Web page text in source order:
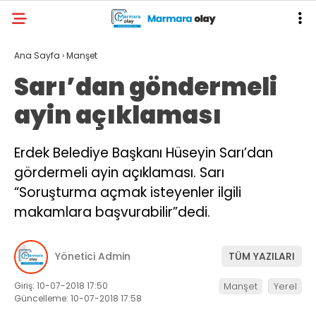
Ana Sayfa ›Manşet
Sarı’dan göndermeli
ayin açıklaması
Erdek Belediye Başkanı Hüseyin Sarı’dan
gördermeli ayin açıklaması. Sarı
“Soruşturma açmak isteyenler ilgili
makamlara başvurabilir”dedi.
Yönetici Admin TÜM YAZILARI
Giriş: 10-07-2018 17:50
Güncelleme: 10-07-2018 17:58
Manşet Yerel